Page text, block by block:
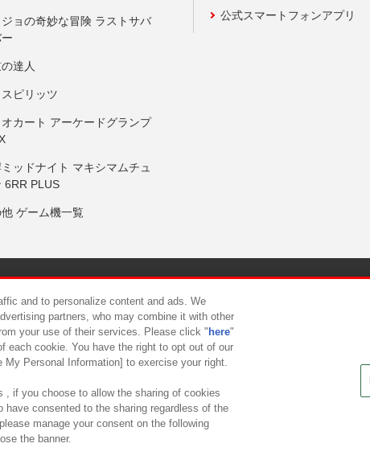
ョの奇妙な冒険 ラストサバ
達人
ピリッツ
カート アーケードグランプ
ッドナイト マキシマムチュ
6RR PLUS
ゲーム機一覧
公式スマートフォンアプリ
について カスタマーハラスメント対応方針
and to personalize content and ads. We
partners, who may combine it with other
your use of their services. Please click " here"
each cookie. You have the right to opt out of our
Personal Information] to exercise your right.
, if you choose to allow the sharing of cookies
have consented to the sharing regardless of the
manage your consent on the following
the banner.